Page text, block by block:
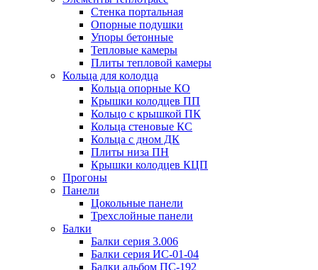
Стенка портальная
Опорные подушки
Упоры бетонные
Тепловые камеры
Плиты тепловой камеры
Кольца для колодца
Кольца опорные КО
Крышки колодцев ПП
Кольцо с крышкой ПК
Кольца стеновые КС
Кольца с дном ДК
Плиты низа ПН
Крышки колодцев КЦП
Прогоны
Панели
Цокольные панели
Трехслойные панели
Балки
Балки серия 3.006
Балки серия ИС-01-04
Балки альбом ПС-192